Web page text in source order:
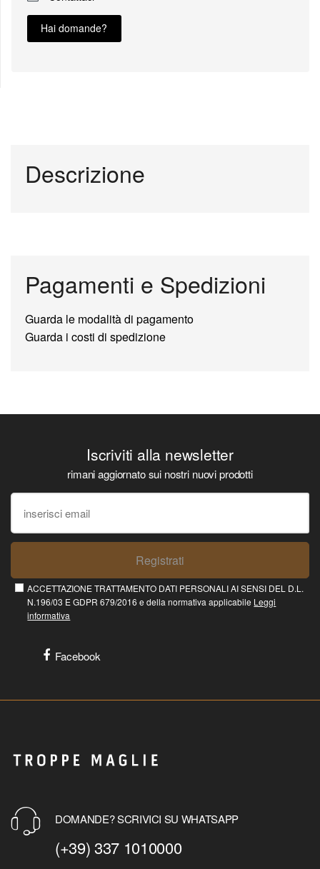
Hai domande?
Descrizione
Pagamenti e Spedizioni
Guarda le modalità di pagamento
Guarda i costi di spedizione
Iscriviti alla newsletter
rimani aggiornato sui nostri nuovi prodotti
Registrati
ACCETTAZIONE TRATTAMENTO DATI PERSONALI AI SENSI DEL D.L.
N.196/03 E GDPR 679/2016 e della normativa applicabile Leggi
informativa
Facebook
DOMANDE? SCRIVICI SU WHATSAPP
(+39) 337 1010000